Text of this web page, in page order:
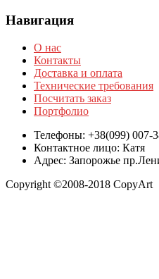
Навигация
О нас
Контакты
Доставка и оплата
Технические требования
Посчитать заказ
Портфолио
Телефоны: +38(099) 007-
Контактное лицо: Катя
Адрес: Запорожье
Copyright ©2008-2018 CopyArt